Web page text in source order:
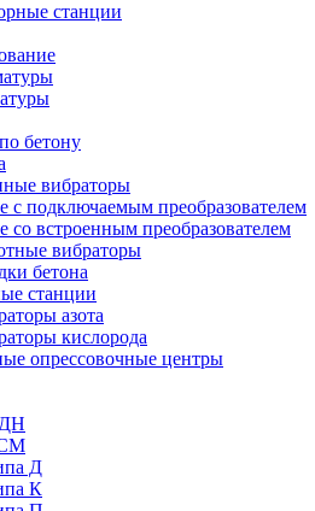
станции
бетону
вибраторы
с подключаемым преобразователем
встроенным преобразователем
вибраторы
бетона
станции
азота
кислорода
опрессовочные центры
Д
К